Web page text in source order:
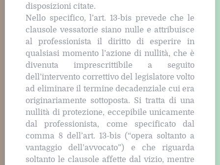
disposizioni citate.
Nello specifico, l’art. 13-bis prevede che le
clausole vessatorie siano nulle e attribuisce
al professionista il diritto di esperire in
qualsiasi momento l’azione di nullità, che è
divenuta imprescrittibile a seguito
dell’intervento correttivo del legislatore volto
ad eliminare il termine decadenziale cui era
originariamente sottoposta. Si tratta di una
nullità di protezione, eccepibile unicamente
dal professionista, come specificato dal
comma 8 dell’art. 13-bis (“opera soltanto a
vantaggio dell’avvocato”) e che riguarda
soltanto le clausole affette dal vizio, mentre